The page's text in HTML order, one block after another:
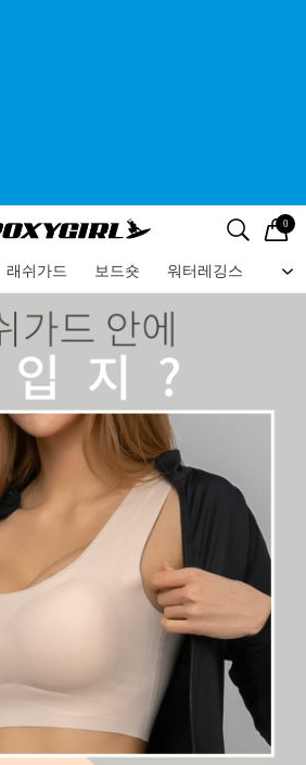
검색
로고 0
래쉬가드 보드숏 워터레깅스 비
메뉴